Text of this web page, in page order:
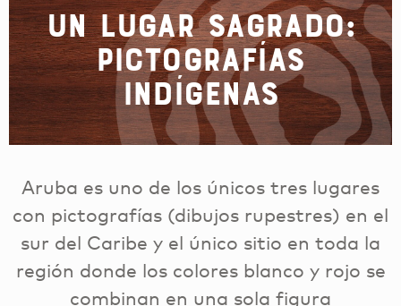
Un lugar sagrado:
Pictografías
indígenas
Aruba es uno de los únicos tres lugares
con pictografías (dibujos rupestres) en el
sur del Caribe y el único sitio en toda la
región donde los colores blanco y rojo se
combinan en una sola figura